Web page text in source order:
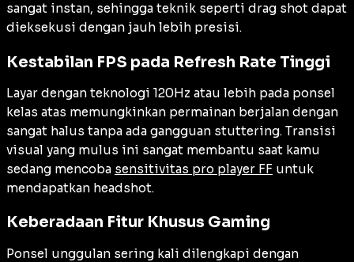
sangat instan, sehingga teknik seperti drag shot dapat
dieksekusi dengan jauh lebih presisi.
Kestabilan FPS pada Refresh Rate Tinggi
Layar dengan teknologi 120Hz atau lebih pada ponsel
kelas atas memungkinkan permainan berjalan dengan
sangat halus tanpa ada gangguan stuttering. Transisi
visual yang mulus ini sangat membantu saat kamu
sedang mencoba sensitivitas pro player FF untuk
mendapatkan headshot.
Keberadaan Fitur Khusus Gaming
Ponsel unggulan sering kali dilengkapi dengan